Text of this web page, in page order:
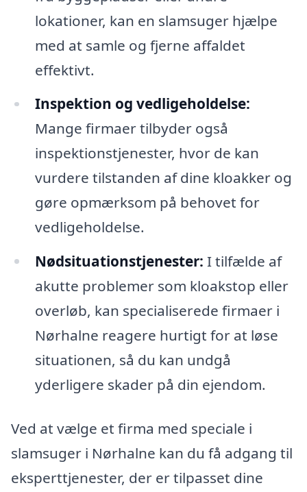
lokationer, kan en slamsuger hjælpe
med at samle og fjerne affaldet
effektivt.
Inspektion og vedligeholdelse:
Mange firmaer tilbyder også
inspektionstjenester, hvor de kan
vurdere tilstanden af dine kloakker og
gøre opmærksom på behovet for
vedligeholdelse.
Nødsituationstjenester: I tilfælde af
akutte problemer som kloakstop eller
overløb, kan specialiserede firmaer i
Nørhalne reagere hurtigt for at løse
situationen, så du kan undgå
yderligere skader på din ejendom.
Ved at vælge et firma med speciale i
slamsuger i Nørhalne kan du få adgang til
eksperttjenester, der er tilpasset dine